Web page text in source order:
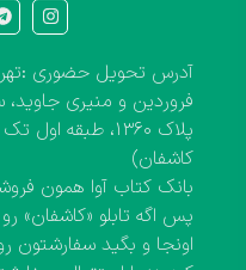
آدرس تحویل حضوری
فروردین و منیری جاوید،
پلاک ۱۳۶۰،
کاشفان)
بانک کتاب آوا همون
پس اگه تابلو «کاشفان»
اونجا و بگید سفارشتون